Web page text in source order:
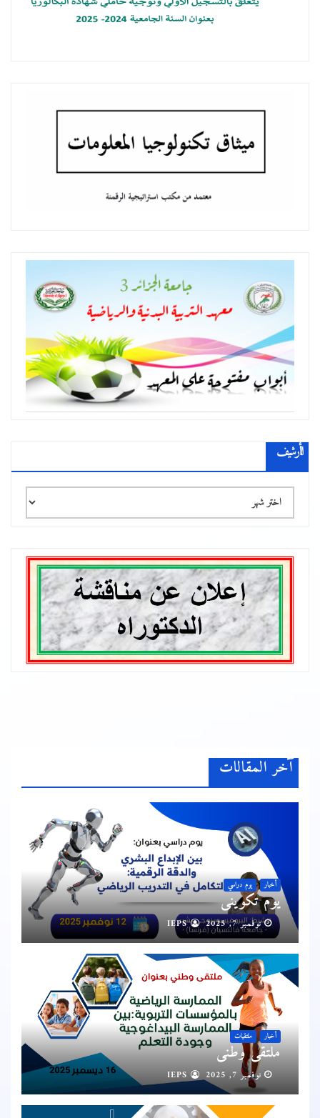
الأرشيف
الأرشيف
آخر المقالات
أخبار يوم دراسي
يوم تكويني
نوفمبر 7, 2025 IEPS
أخبار ملتقيات
ملتقى وطني
نوفمبر 7, 2025